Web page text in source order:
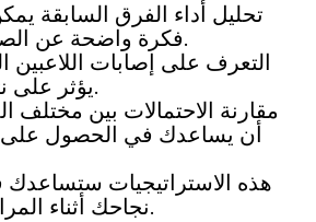
تحليل أداء الفرق السابقة
فكرة واضحة عن الصراع المتوقع.
التعرف على إصابات اللاعبين
يؤثر على نتائج المباراة.
مقارنة الاحتمالات بين مختلف
أن يساعدك في الحصول
هذه الاستراتيجيات
نجاحك أثناء المراهنة على المباراة.